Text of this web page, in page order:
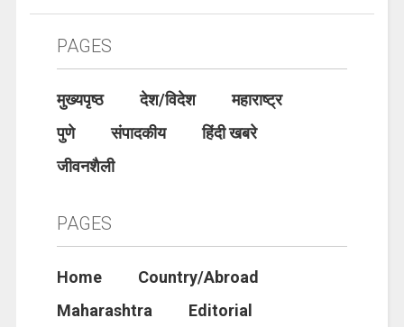
PAGES
मुख्यपृष्ठ देश/विदेश
महाराष्ट्र
पुणे
संपादकीय
हिंदी खबरे
जीवनशैली
PAGES
Home
Country/Abroad
Maharashtra
Editorial